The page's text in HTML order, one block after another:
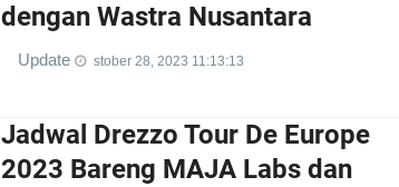
dengan Wastra Nusantara
Update stober 28, 2023 11:13:13
Jadwal Drezzo Tour De Europe
2023 Bareng MAJA Labs dan